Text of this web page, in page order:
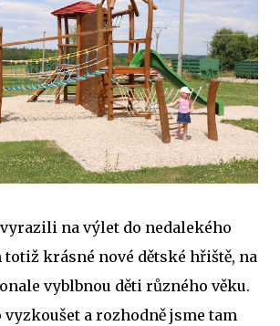
na výlet do nedalekého
totiž krásné nové dětské hřiště, na
vyblbnou děti různého věku.
a rozhodně jsme tam